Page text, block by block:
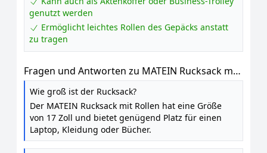
genutzt werden
Ermöglicht leichtes Rollen des Gepäcks anstatt
zu tragen
Fragen und Antworten zu MATEIN Rucksack mit
Rollen, Rucksack trolley, 17 Zoll Business Trolley
Wie groß ist der Rucksack?
Der MATEIN Rucksack mit Rollen hat eine Größe
von 17 Zoll und bietet genügend Platz für einen
Laptop, Kleidung oder Bücher.